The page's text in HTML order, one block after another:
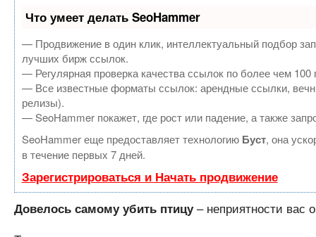
Что умеет делать SeoHammer
— Продвижение в один клик, интеллектуальный подбор
лучших бирж ссылок.
— Регулярная проверка качества ссылок по более чем
— Все известные форматы ссылок: арендные ссылки,
релизы).
— SeoHammer покажет, где рост или падение, а также
SeoHammer еще предоставляет технологию Буст, она
в течение первых 7 дней.
Зарегистрироваться и Начать продвижение
Довелось самому убить птицу– неприятности вас